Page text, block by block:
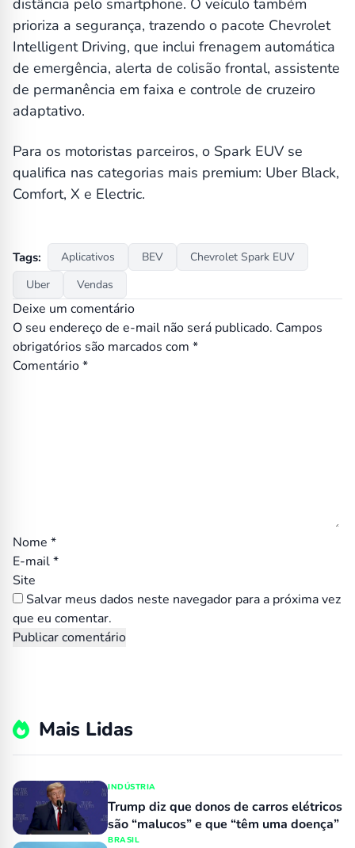
distância pelo smartphone. O veículo também
prioriza a segurança, trazendo o pacote Chevrolet
Intelligent Driving, que inclui frenagem automática
de emergência, alerta de colisão frontal, assistente
de permanência em faixa e controle de cruzeiro
adaptativo.
Para os motoristas parceiros, o Spark EUV se
qualifica nas categorias mais premium: Uber Black,
Comfort, X e Electric.
Tags: Aplicativos BEV
Chevrolet Spark EUV
Uber
Vendas
Deixe um comentário
O seu endereço de e-mail não será publicado. Campos
obrigatórios são marcados com *
Comentário*
Nome *
E-mail*
Site
Salvar meus dados neste navegador para a próxima vez
que eu comentar.
Mais Lidas
INDÚSTRIA
Trump diz que donos de carros elétricos
são “malucos” e que “têm uma doença”
BRASIL